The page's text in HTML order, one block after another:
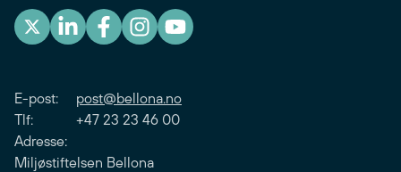
E-post: post@bellona.no
Tlf: +47 23 23 46 00
Adresse:
Miljøstiftelsen Bellona